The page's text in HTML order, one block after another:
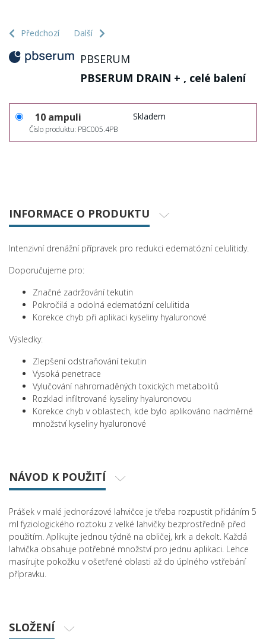
Předchozí Další
PBSERUM
PBSERUM DRAIN + , celé balení
10 ampuli
Číslo produktu: PBC005.4PB
Skladem
INFORMACE O PRODUKTU
Intenzivní drenážní přípravek pro redukci edematózní celulitidy.
Doporučujeme pro:
Značné zadržování tekutin
Pokročilá a odolná edematózní celulitida
Korekce chyb při aplikaci kyseliny hyaluronové
Výsledky:
Zlepšení odstraňování tekutin
Vysoká penetrace
Vylučování nahromaděných toxických metabolitů
Rozklad infiltrované kyseliny hyaluronovou
Korekce chyb v oblastech, kde bylo aplikováno nadměrné
množství kyseliny hyaluronové
NÁVOD K POUŽITÍ
Prášek v malé jednorázové lahvičce je třeba rozpustit přidáním 5
ml fyziologického roztoku z velké lahvičky bezprostředně před
použitím. Aplikujte jednou týdně na obličej, krk a dekolt. Každá
lahvička obsahuje potřebné množství pro jednu aplikaci. Lehce
masírujte pokožku v ošetřené oblasti až do úplného vstřebání
přípravku.
SLOŽENÍ